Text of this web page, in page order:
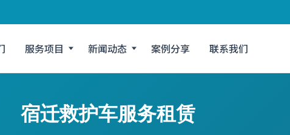
服务项目 新闻动态 案例分享 联系我们
宿迁救护车服务租赁